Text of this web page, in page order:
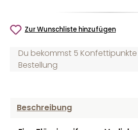
Zur Wunschliste hinzufügen
Du bekommst 5
Bestellung
Beschreibung